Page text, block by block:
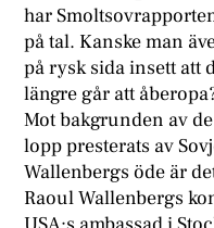
har
på tal. Kanske man
på rysk sida insett att
längre går att
Mot bakgrunden av
lopp presterats av
Wallenbergs öde är
Raoul Wallenbergs